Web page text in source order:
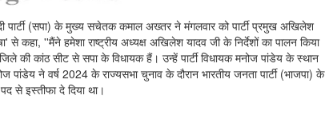
पार्टी (सपा) के मुख्य सचेतक कमाल अख्तर ने मंगलवार को पार्टी प्रमुख अखिलेश
कहा, ''मैंने हमेशा राष्ट्रीय अध्यक्ष अखिलेश यादव जी के निर्देशों का पालन किया
की कांठ सीट से सपा के विधायक हैं। उन्हें पार्टी विधायक मनोज पांडेय के स्थान
ने वर्ष 2024 के राज्यसभा चुनाव के दौरान भारतीय जनता पार्टी (भाजपा) के
से इस्तीफा दे दिया था।